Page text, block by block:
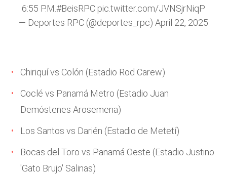
6:55 P.M. #BeisRPC pic.twitter.com/JVNSjrNiqP
— Deportes RPC (@deportes_rpc) April 22, 2025
Chiriquí vs Colón (Estadio Rod Carew)
Coclé vs Panamá Metro (Estadio Juan
Demóstenes Arosemena)
Los Santos vs Darién (Estadio de Metetí)
Bocas del Toro vs Panamá Oeste (Estadio Justino
'Gato Brujo' Salinas)